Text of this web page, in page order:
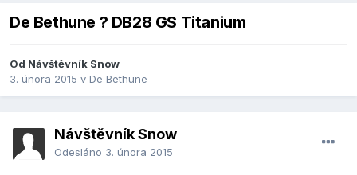
De Bethune ? DB28 GS Titanium
Od Návštěvník Snow
3. února 2015 v De Bethune
Návštěvník Snow
Odesláno 3. února 2015